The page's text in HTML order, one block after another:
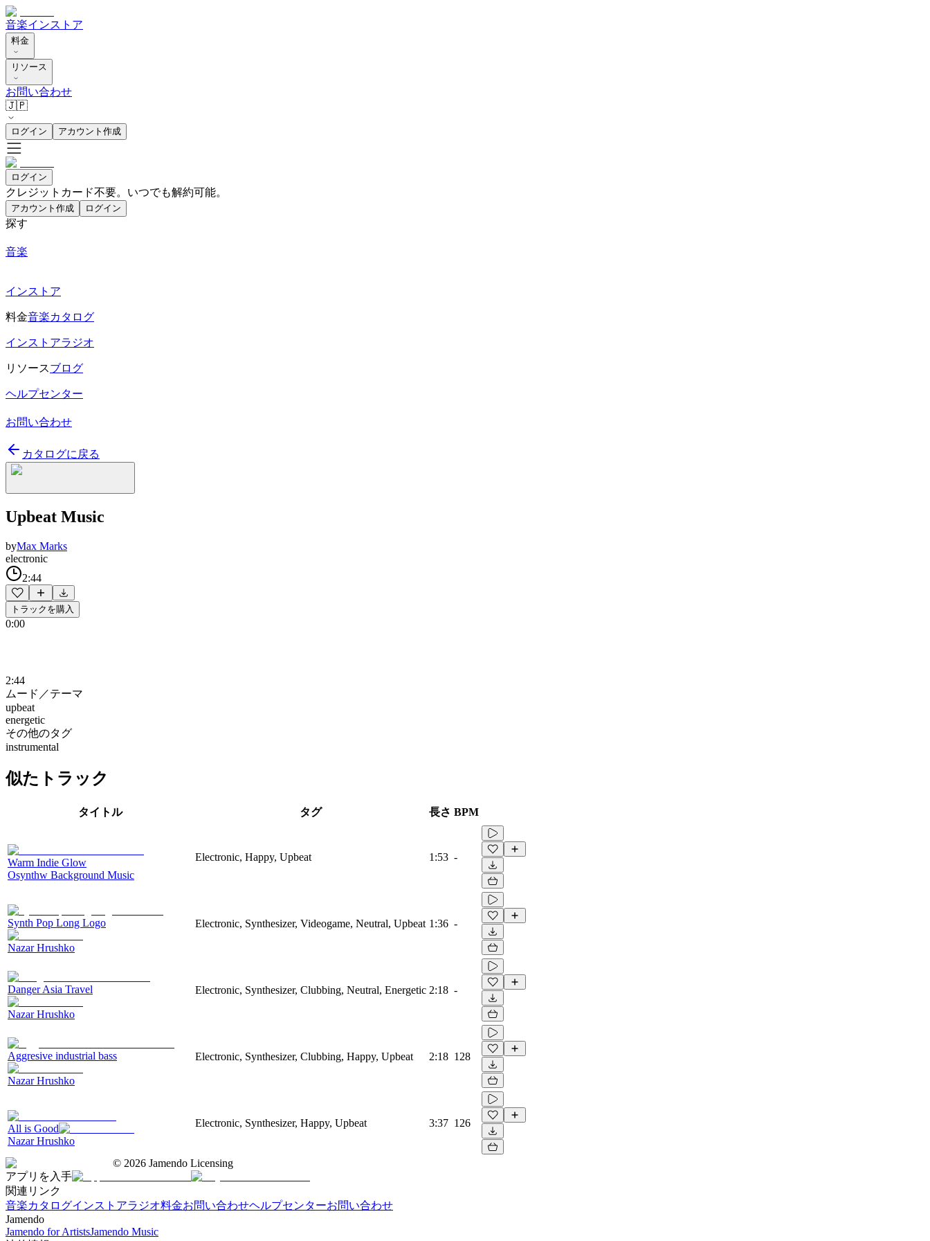
音楽インストア
料金
リソース
お問い合わせ
🇯🇵
ログイン アカウント作成
ログイン
クレジットカード不要。いつでも解約可能。
アカウント作成 ログイン
探す
音楽
インストア
料金音楽カタログ
インストアラジオ
リソースブログ
ヘルプセンター
お問い合わせ
カタログに戻る
Upbeat Music
byMax Marks
electronic
2:44
トラックを購入
0:00
2:44
ムード／テーマ
upbeat
energetic
その他のタグ
instrumental
似たトラック
タイトル タグ 長さ BPM
Warm Indie Glow
Osynthw Background Music
Electronic, Happy, Upbeat 1:53 -
Synth Pop Long Logo
Nazar Hrushko
Electronic, Synthesizer, Videogame, Neutral, Upbeat 1:36 -
Danger Asia Travel
Nazar Hrushko
Electronic, Synthesizer, Clubbing, Neutral, Energetic 2:18 -
Aggresive industrial bass
Nazar Hrushko
Electronic, Synthesizer, Clubbing, Happy, Upbeat 2:18 128
All is Good
Nazar Hrushko
Electronic, Synthesizer, Happy, Upbeat 3:37 126
© 2026 Jamendo Licensing
アプリを入手
関連リンク
音楽カタログインストアラジオ料金お問い合わせヘルプセンターお問い合わせ
Jamendo
Jamendo for ArtistsJamendo Music